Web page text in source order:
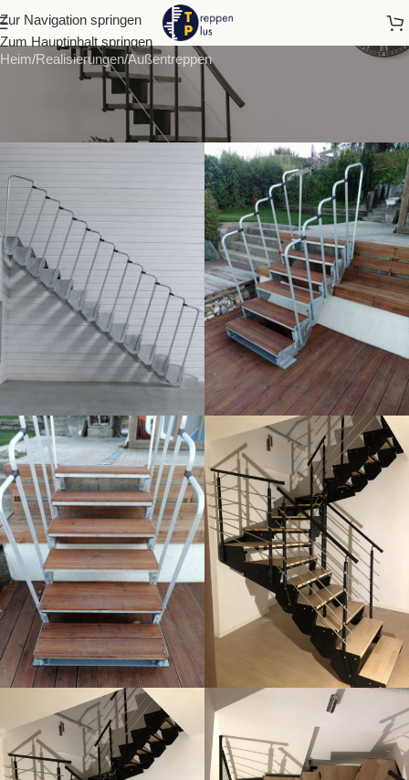
Zur Navigation springen
Zum Hauptinhalt springen
Blog
Heim Realisierungen Außentreppen